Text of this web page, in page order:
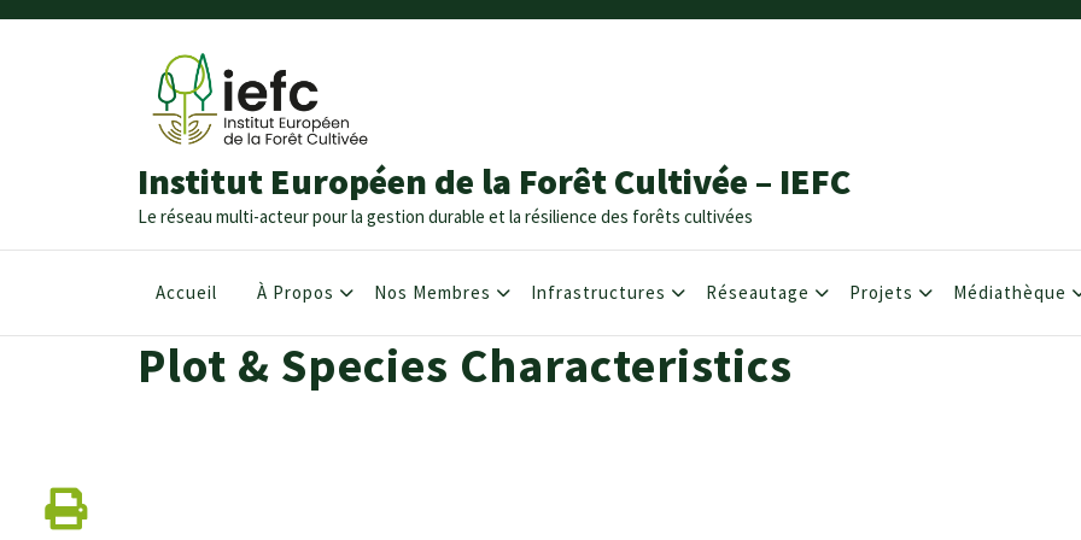
Institut Européen de la Forêt Cultivée – IEFC
Le réseau multi-acteur pour la gestion durable et la résilience des forêts cultivées
Accueil À Propos Nos Membres Infrastructures Réseautage Projets Médiathèque
Plot & Species Characteristics